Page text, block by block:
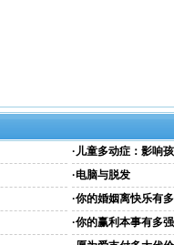
·儿童多动症：影响
·电脑与脱发
·你的婚姻离快乐有
·你的赢利本事有多